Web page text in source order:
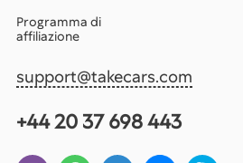
Programma di
affiliazione
support@takecars.com
+44 20 37 698 443